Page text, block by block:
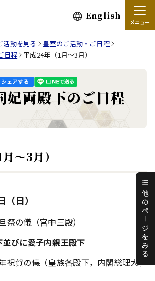
English
メニュー
活動を見る
皇室のご活動・ご日程
日程
平成24年（1月～3月）
妃両殿下のご日程
～3月）
日）
祭の儀（宮中三殿）
びに愛子内親王殿下
祝賀の儀（皇族各殿下，内閣総理大臣